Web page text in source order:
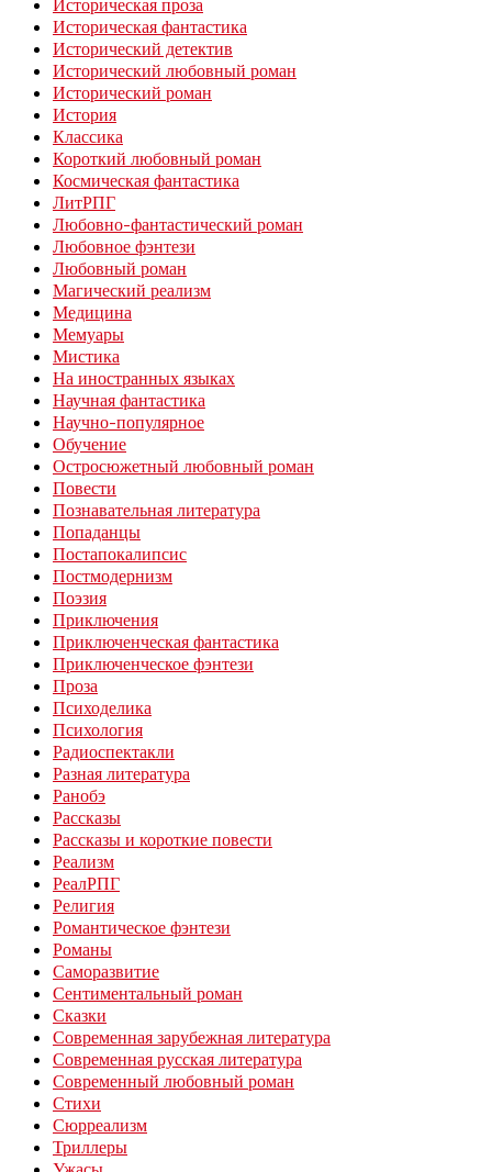
Историческая проза
Историческая фантастика
Исторический детектив
Исторический любовный роман
Исторический роман
История
Классика
Короткий любовный роман
Космическая фантастика
ЛитРПГ
Любовно-фантастический роман
Любовное фэнтези
Любовный роман
Магический реализм
Медицина
Мемуары
Мистика
На иностранных языках
Научная фантастика
Научно-популярное
Обучение
Остросюжетный любовный роман
Повести
Познавательная литература
Попаданцы
Постапокалипсис
Постмодернизм
Поэзия
Приключения
Приключенческая фантастика
Приключенческое фэнтези
Проза
Психоделика
Психология
Радиоспектакли
Разная литература
Ранобэ
Рассказы
Рассказы и короткие повести
Реализм
РеалРПГ
Религия
Романтическое фэнтези
Романы
Саморазвитие
Сентиментальный роман
Сказки
Современная зарубежная литература
Современная русская литература
Современный любовный роман
Стихи
Сюрреализм
Триллеры